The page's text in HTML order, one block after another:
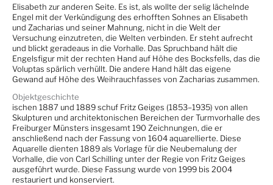
Elisabeth zur anderen Seite. Es ist, als wollte der selig lächelnde
Engel mit der Verkündigung des erhofften Sohnes an Elisabeth
und Zacharias und seiner Mahnung, nicht in die Welt der
Versuchung einzutreten, die Welten verbinden. Er steht aufrecht
und blickt geradeaus in die Vorhalle. Das Spruchband hält die
Engelsfigur mit der rechten Hand auf Höhe des Bocksfells, das die
Voluptas spärlich verhüllt. Die andere Hand hält das eigene
Gewand auf Höhe des Weihrauchfasses von Zacharias zusammen.
Objektgeschichte
ischen 1887 und 1889 schuf Fritz Geiges (1853–1935) von allen
Skulpturen und architektonischen Bereichen der Turmvorhalle des
Freiburger Münsters insgesamt 190 Zeichnungen, die er
anschließend nach der Fassung von 1604 aquarellierte. Diese
Aquarelle dienten 1889 als Vorlage für die Neubemalung der
Vorhalle, die von Carl Schilling unter der Regie von Fritz Geiges
ausgeführt wurde. Diese Fassung wurde von 1999 bis 2004
restauriert und konserviert.